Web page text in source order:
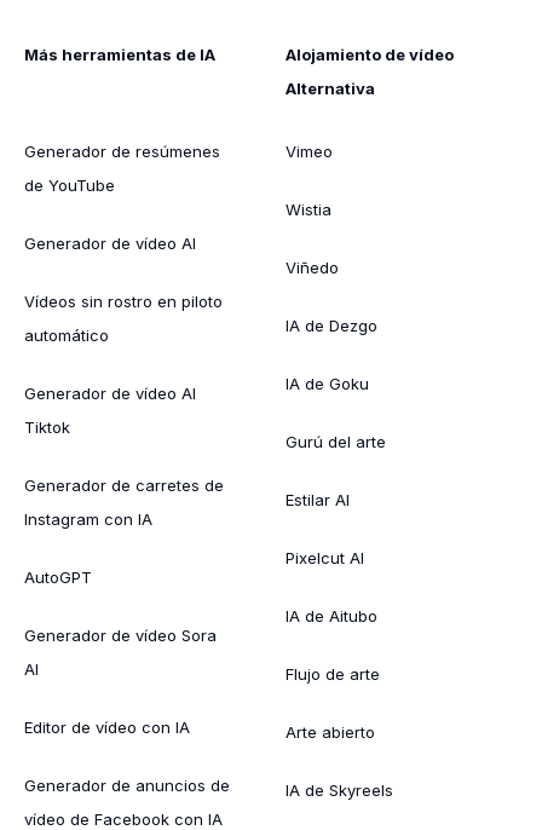
Más herramientas de IA
Generador de resúmenes
de YouTube
Generador de vídeo AI
Vídeos sin rostro en piloto
automático
Generador de vídeo AI
Tiktok
Generador de carretes de
Instagram con IA
AutoGPT
Generador de vídeo Sora
AI
Editor de vídeo con IA
Generador de anuncios de
vídeo de Facebook con IA
Alojamiento de vídeo
Alternativa
Vimeo
Wistia
Viñedo
IA de Dezgo
IA de Goku
Gurú del arte
Estilar AI
Pixelcut AI
IA de Aitubo
Flujo de arte
Arte abierto
IA de Skyreels